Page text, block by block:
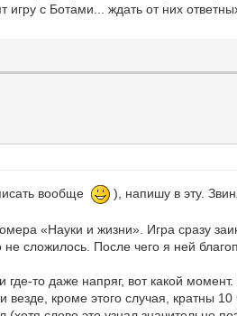
с Ботами... ждать от них
вообще ), напишу в эту.
«Науки и жизни». Игра сразу
сложилось. После чего я ней
то даже напряг, вот какой
кроме этого случая, кратны